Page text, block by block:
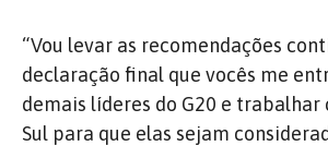
“Vou levar as recomendações
declaração final que vocês me
demais líderes do G20 e trabalhar
Sul para que elas sejam